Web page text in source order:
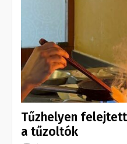
Tűzhelyen
a tűzoltók